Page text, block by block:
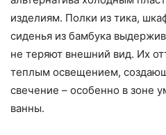
изделиям. Полки из тика,
сиденья из бамбука
не теряют внешний вид. Их
теплым освещением,
свечение – особенно в зоне
ванны.